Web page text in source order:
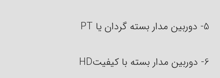
5- دوربین مدار بسته گردان یا PT
6- دوربین مدار بسته با کیفیتHD